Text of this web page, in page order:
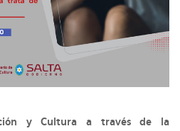
y Cultura a través de la